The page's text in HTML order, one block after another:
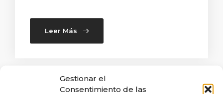
Gestionar el
Consentimiento de las
Leer Más